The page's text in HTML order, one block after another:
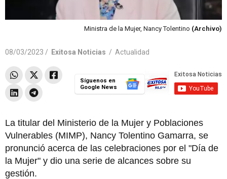
Ministra de la Mujer, Nancy Tolentino (Archivo)
08/03/2023 / Exitosa Noticias / Actualidad
Síguenos en
Google News
La titular del Ministerio de la Mujer y Poblaciones
Vulnerables (MIMP), Nancy Tolentino Gamarra, se
pronunció acerca de las celebraciones por el "Día de
la Mujer" y dio una serie de alcances sobre su
gestión.